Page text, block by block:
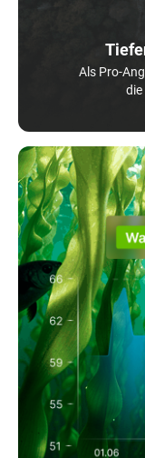
Als Pro-